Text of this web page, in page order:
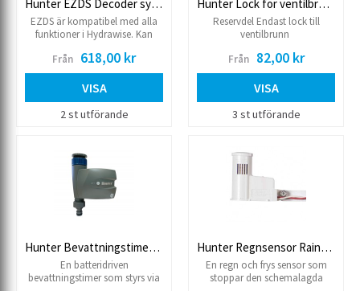
Hunter EZDS Decoder system
EZDS är kompatibel med alla
funktioner i Hydrawise. Kan
liksom ICC2-styrenhet.
Från 618,00 kr
VISA
2 st utförande
Hunter Lock för ventilbrunn
Reservdel Endast lock till
ventilbrunn
Från
82,00 kr
VISA
3 st utförande
Hunter Bevattningstimer BTT
En batteridriven
bevattningstimer som styrs via
Hunter Regnsensor RainClik
En regn och frys sensor som
stoppar den schemalagda